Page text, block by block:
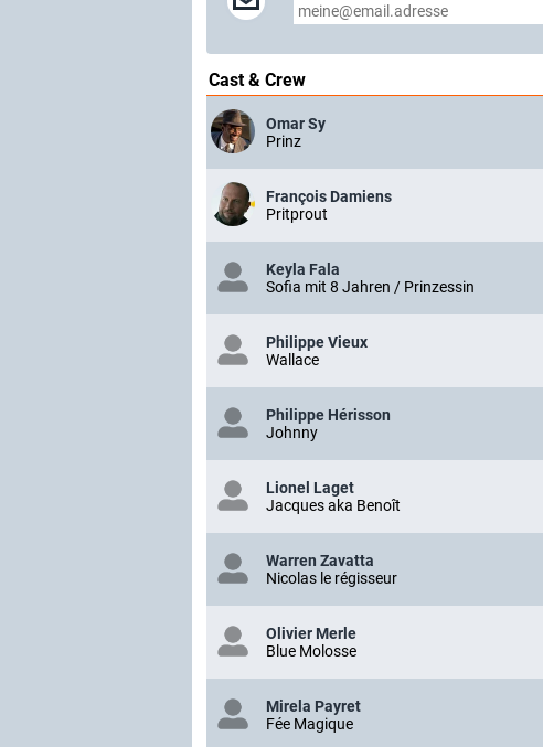
Cast & Crew
Omar Sy
Prinz
François Damiens
Pritprout
Keyla Fala
Sofia mit 8 Jahren / Prinzessin
Philippe Vieux
Wallace
Philippe Hérisson
Johnny
Lionel Laget
Jacques aka Benoît
Warren Zavatta
Nicolas le régisseur
Olivier Merle
Blue Molosse
Mirela Payret
Fée Magique